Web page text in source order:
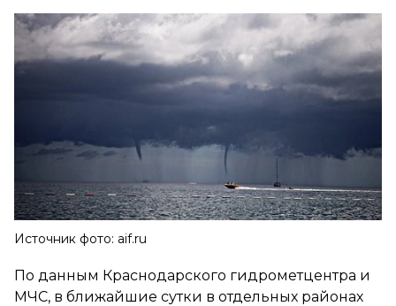
Источник фото: aif.ru
По данным Краснодарского гидрометцентра и
МЧС, в ближайшие сутки в отдельных районах